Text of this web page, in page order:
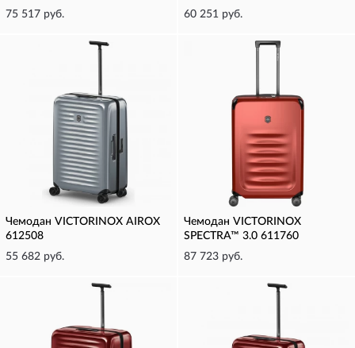
75 517 руб.
60 251 руб.
Чемодан VICTORINOX AIROX
612508
55 682 руб.
Чемодан VICTORINOX
SPECTRA™ 3.0 611760
87 723 руб.